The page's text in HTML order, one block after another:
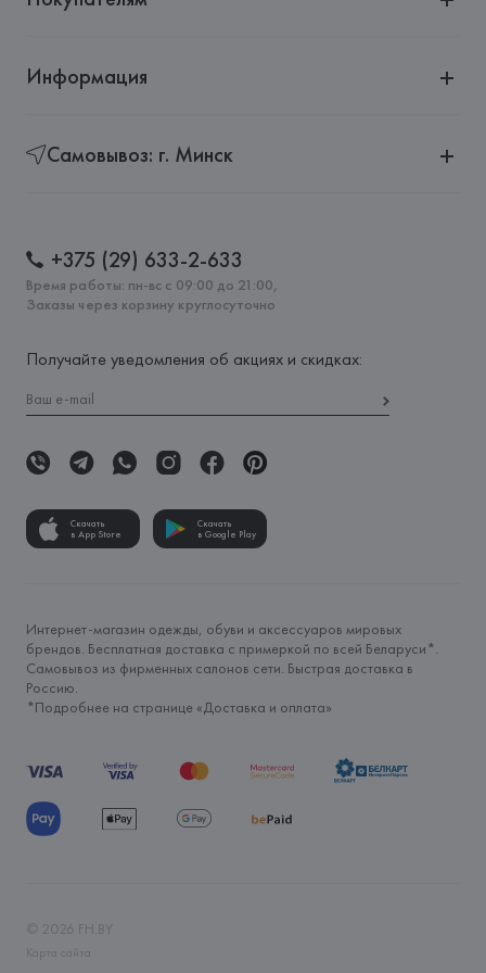
Информация
Самовывоз: г. Минск
+375 (29) 633-2-633
Время работы: пн-вс с 09:00 до 21:00,
Заказы через корзину круглосуточно
Получайте уведомления об акциях и скидках:
Скачать
в App Store
Скачать
в Google Play
Интернет-магазин одежды, обуви и аксессуаров мировых
брендов. Бесплатная доставка с примеркой по всей Беларуси*.
Самовывоз из фирменных салонов сети. Быстрая доставка в
Россию.
*Подробнее на странице «Доставка и оплата»
© 2026 FH.BY
Карта сайта